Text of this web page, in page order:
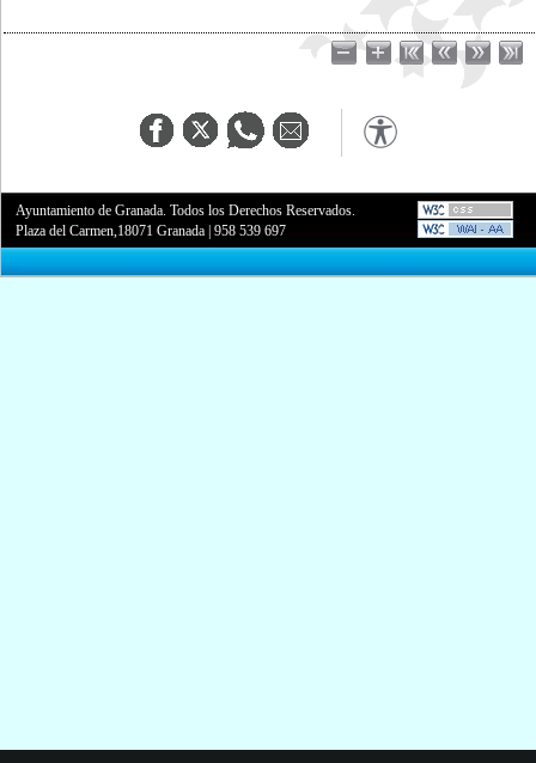
Ayuntamiento de Granada. Todos los Derechos Reservados.
Plaza del Carmen,18071 Granada |958 539 697